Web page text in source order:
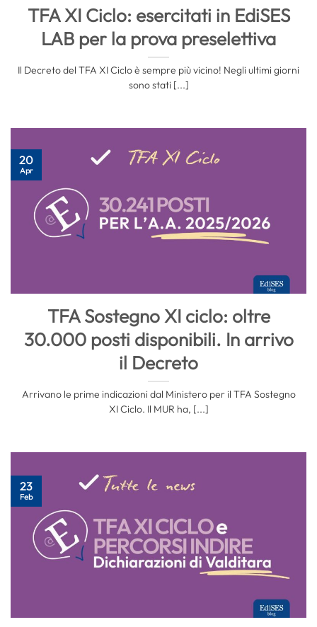
TFA XI Ciclo: esercitati in EdiSES
LAB per la prova preselettiva
Il Decreto del TFA XI Ciclo è sempre più vicino! Negli ultimi giorni
sono stati [...]
TFA Sostegno XI ciclo: oltre
30.000 posti disponibili. In arrivo
il Decreto
Arrivano le prime indicazioni dal Ministero per il TFA Sostegno
XI Ciclo. Il MUR ha, [...]
20
Apr
23
Feb